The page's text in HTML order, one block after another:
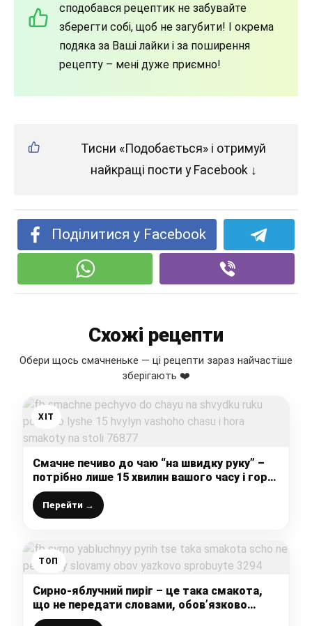
сподобався рецептик не забувайте
зберегти собі, щоб не загубити! І окрема
подяка за Ваші лайки і за поширення
рецепту – мені дуже приємно!
Тисни «Подобається» і отримуй
найкращі пости у Facebook ↓
Поділитися у Facebook
Схожі рецепти
Обери щось смачненьке — ці рецепти зараз найчастіше
зберігають ❤️
ХІТ
Смачне печиво до чаю “на швидку руку” –
потрібно лише 15 хвилин вашого часу і гора
смакоти на столі
Перейти →
ТОП
Сирно-яблучний пиріг – це така смакота,
що не передати словами, обов’язково
спробуйте